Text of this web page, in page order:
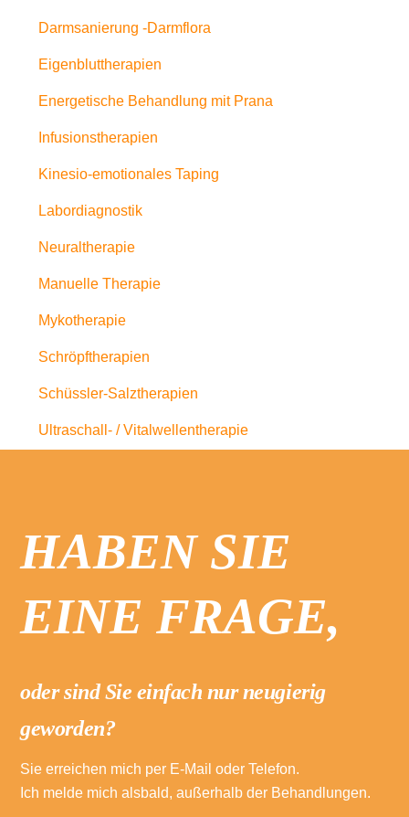
Darmsanierung -Darmflora
Eigenbluttherapien
Energetische Behandlung mit Prana
Infusionstherapien
Kinesio-emotionales Taping
Labordiagnostik
Neuraltherapie
Manuelle Therapie
Mykotherapie
Schröpftherapien
Schüssler-Salztherapien
Ultraschall- / Vitalwellentherapie
HABEN SIE
EINE FRAGE,
oder sind Sie einfach nur neugierig
geworden?
Sie erreichen mich per E-Mail oder Telefon.
Ich melde mich alsbald, außerhalb der Behandlungen.